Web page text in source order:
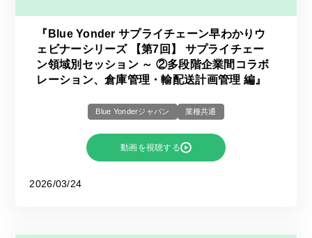
『Blue Yonder サプライチェーン早わかりウ
ェビナーシリーズ 【第7回】 サプライチェー
ン領域別セッション ～ ②多段階企業間コラボ
レーション、倉庫管理・輸配送計画管理 編』
Blue Yonderジャパン 業種共通
動画を視聴する
2026/03/24